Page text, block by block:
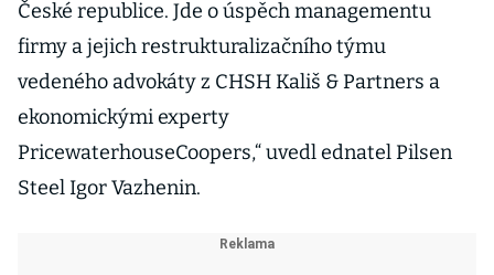
České republice. Jde o úspěch managementu
firmy a jejich restrukturalizačního týmu
vedeného advokáty z CHSH Kališ & Partners a
ekonomickými experty
PricewaterhouseCoopers,“ uvedl ednatel Pilsen
Steel Igor Vazhenin.